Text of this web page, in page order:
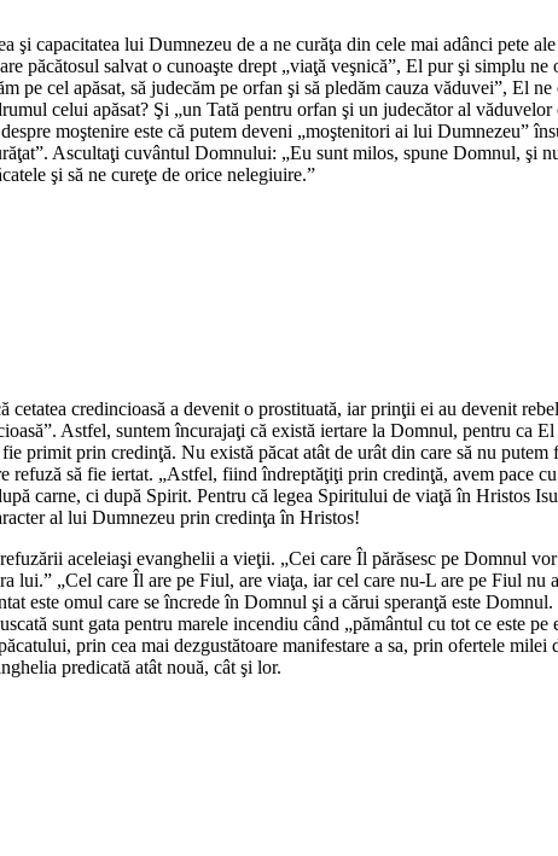
capacitatea lui Dumnezeu de a ne curăţa din cele mai adânci pete
păcătosul salvat o cunoaşte drept „viaţă veşnică”, El pur şi simplu
pe cel apăsat, să judecăm pe orfan şi să pledăm cauza văduvei”, El
celui apăsat? Şi „un Tată pentru orfan şi un judecător al
moştenire este că putem deveni „moştenitori ai lui Dumnezeu”
Ascultaţi cuvântul Domnului: „Eu sunt milos, spune Domnul, şi
şi să ne cureţe de orice nelegiuire.”
cetatea credincioasă a devenit o prostituată, iar prinţii ei au devenit
Astfel, suntem încurajaţi că există iertare la Domnul, pentru ca
primit prin credinţă. Nu există păcat atât de urât din care să nu
refuză să fie iertat. „Astfel, fiind îndreptăţiţi prin credinţă, avem pace
carne, ci după Spirit. Pentru că legea Spiritului de viaţă în Hristos
al lui Dumnezeu prin credinţa în Hristos!
aceleiaşi evanghelii a vieţii. „Cei care Îl părăsesc pe Domnul
lui.” „Cel care Îl are pe Fiul, are viaţa, iar cel care nu-L are pe Fiul
este omul care se încrede în Domnul şi a cărui speranţă este
sunt gata pentru marele incendiu când „pământul cu tot ce este
prin cea mai dezgustătoare manifestare a sa, prin ofertele
predicată atât nouă, cât şi lor.